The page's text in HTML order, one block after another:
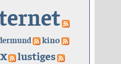
kino
lustiges